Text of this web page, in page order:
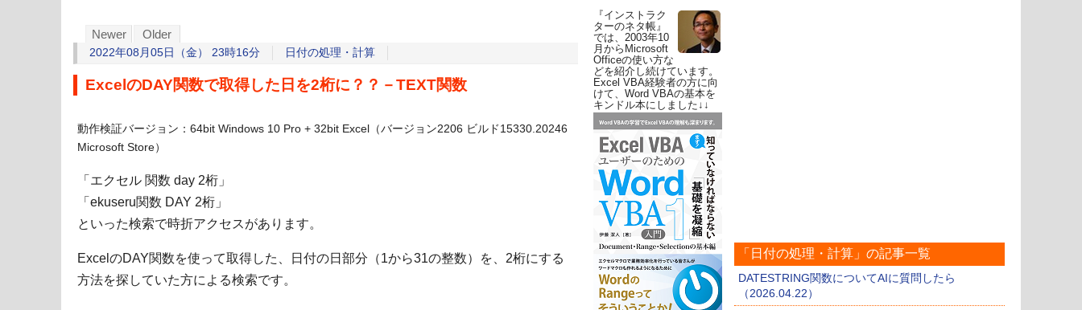
Newer Older
2022年08月05日（金） 23時16分 日付の処理・計算
ExcelのDAY関数で取得した日を2桁に？？－TEXT関数
動作検証バージョン：64bit Windows 10 Pro + 32bit Excel（バージョン2206 ビルド15330.20246
Microsoft Store）
「エクセル 関数 day 2桁」
「ekuseru関数 DAY 2桁」
といった検索で時折アクセスがあります。
ExcelのDAY関数を使って取得した、日付の日部分（1から31の整数）を、2桁にする
方法を探していた方による検索です。
『インストラク
ターのネタ帳』
では、2003年10
月からMicrosoft
Officeの使い方な
どを紹介し続けています。
Excel VBA経験者の方に向
けて、Word VBAの基本を
キンドル本にしました↓↓
「日付の処理・計算」の記事一覧
DATESTRING関数についてAIに質問したら
（2026.04.22）